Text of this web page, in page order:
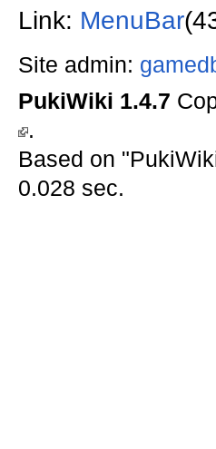
Link: MenuBar
Site admin:
PukiWiki 1.4.7
.
Based on
0.028 sec.